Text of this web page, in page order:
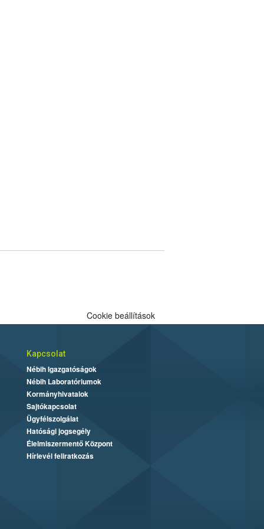
Cookie beállítások
Kapcsolat
Nébih Igazgatóságok
Nébih Laboratóriumok
Kormányhivatalok
Sajtókapcsolat
Ügyfélszolgálat
Hatósági jogsegély
Élelmiszermentő Központ
Hírlevél feliratkozás